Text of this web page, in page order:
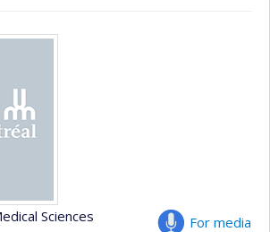
For media
Sciences